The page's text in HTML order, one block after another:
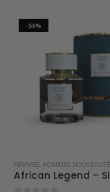
-58%
FEMMES HOMMES